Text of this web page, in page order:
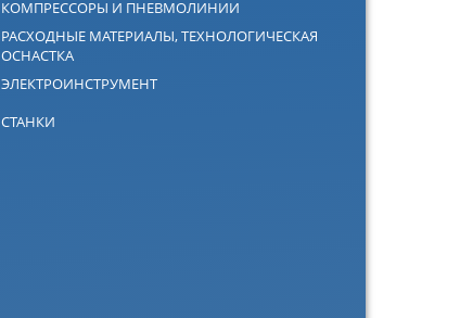
КОМПРЕССОРЫ И ПНЕВМОЛИНИИ
РАСХОДНЫЕ МАТЕРИАЛЫ, ТЕХНОЛОГИЧЕСКАЯ
ОСНАСТКА
ЭЛЕКТРОИНСТРУМЕНТ
СТАНКИ